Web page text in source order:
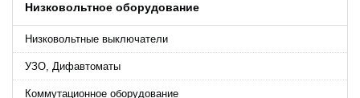
Низковольтное оборудование
Низковольтные выключатели
УЗО, Дифавтоматы
Коммутационное оборудование